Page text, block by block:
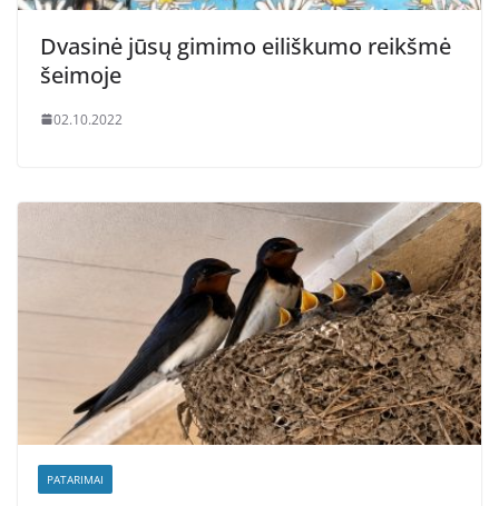
Dvasinė jūsų gimimo eiliškumo reikšmė
šeimoje
02.10.2022
PATARIMAI